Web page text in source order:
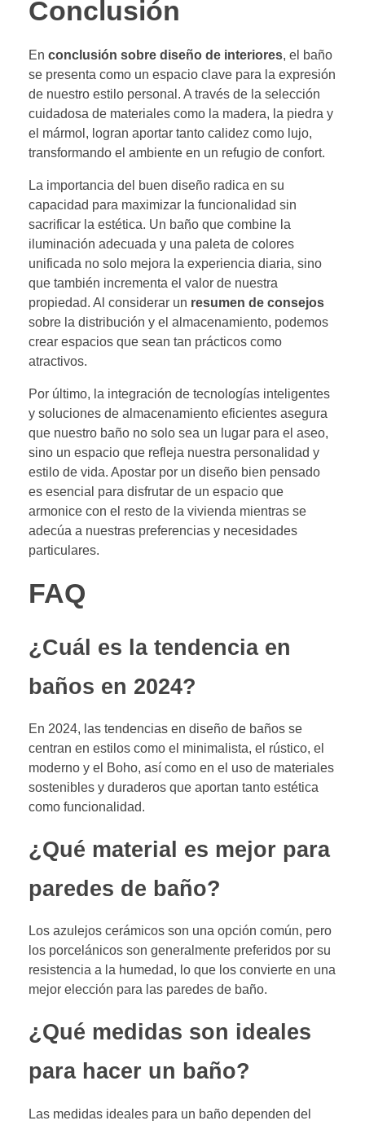
Conclusión
En conclusión sobre diseño de interiores, el baño
se presenta como un espacio clave para la expresión
de nuestro estilo personal. A través de la selección
cuidadosa de materiales como la madera, la piedra y
el mármol, logran aportar tanto calidez como lujo,
transformando el ambiente en un refugio de confort.
La importancia del buen diseño radica en su
capacidad para maximizar la funcionalidad sin
sacrificar la estética. Un baño que combine la
iluminación adecuada y una paleta de colores
unificada no solo mejora la experiencia diaria, sino
que también incrementa el valor de nuestra
propiedad. Al considerar un resumen de consejos
sobre la distribución y el almacenamiento, podemos
crear espacios que sean tan prácticos como
atractivos.
Por último, la integración de tecnologías inteligentes
y soluciones de almacenamiento eficientes asegura
que nuestro baño no solo sea un lugar para el aseo,
sino un espacio que refleja nuestra personalidad y
estilo de vida. Apostar por un diseño bien pensado
es esencial para disfrutar de un espacio que
armonice con el resto de la vivienda mientras se
adecúa a nuestras preferencias y necesidades
particulares.
FAQ
¿Cuál es la tendencia en
baños en 2024?
En 2024, las tendencias en diseño de baños se
centran en estilos como el minimalista, el rústico, el
moderno y el Boho, así como en el uso de materiales
sostenibles y duraderos que aportan tanto estética
como funcionalidad.
¿Qué material es mejor para
paredes de baño?
Los azulejos cerámicos son una opción común, pero
los porcelánicos son generalmente preferidos por su
resistencia a la humedad, lo que los convierte en una
mejor elección para las paredes de baño.
¿Qué medidas son ideales
para hacer un baño?
Las medidas ideales para un baño dependen del